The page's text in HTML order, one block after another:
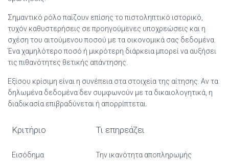
Σημαντικό ρόλο παίζουν επίσης το πιστοληπτικό ιστορικό,
τυχόν καθυστερήσεις σε προηγούμενες υποχρεώσεις και η
σχέση του αιτούμενου ποσού με τα οικονομικά σας δεδομένα.
Ένα χαμηλότερο ποσό ή μικρότερη διάρκεια μπορεί να αυξήσει
τις πιθανότητες θετικής απάντησης.
Εξίσου κρίσιμη είναι η συνέπεια στα στοιχεία της αίτησης. Αν τα
δηλωμένα δεδομένα δεν συμφωνούν με τα δικαιολογητικά, η
διαδικασία επιβραδύνεται ή απορρίπτεται.
Κριτήριο Τι επηρεάζει
Εισόδημα Την ικανότητα αποπληρωμής